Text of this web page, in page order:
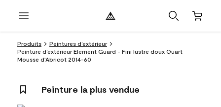
Produits
Peintures d’extérieur
Peinture d’extérieur Element Guard - Fini lustre doux Quart
Mousse d'Abricot 2014-60
Peinture la plus vendue